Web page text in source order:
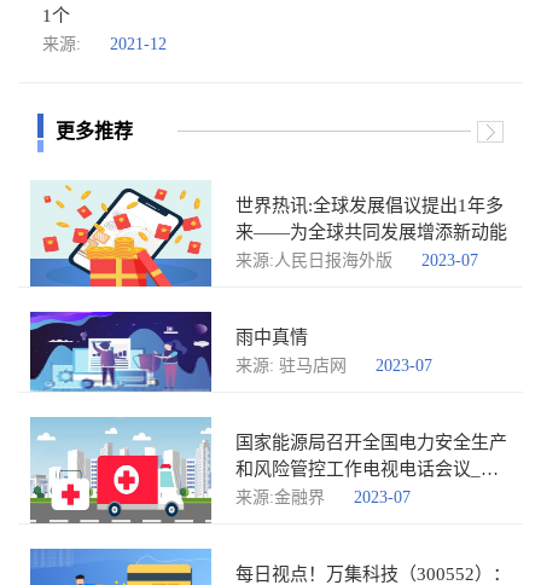
1个
来源: 2021-12
更多推荐
世界热讯:全球发展倡议提出1年多
来——为全球共同发展增添新动能
来源:人民日报海外版 2023-07
雨中真情
来源: 驻马店网 2023-07
国家能源局召开全国电力安全生产
和风险管控工作电视电话会议_播
报
来源:金融界 2023-07
每日视点！万集科技（300552）：